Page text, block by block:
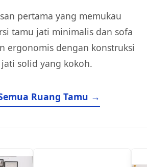
pertama yang memukau
tamu jati minimalis dan sofa
ergonomis dengan konstruksi
jati solid yang kokoh.
Ruang Tamu →